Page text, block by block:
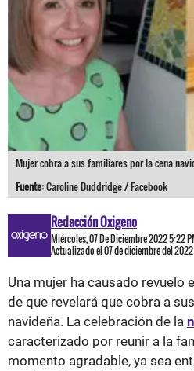
Mujer cobra a sus familiares por la cena
Fuente:Caroline Duddridge / Facebook
Redacción Oxigeno
Miércoles, 07 De Diciembre 2022 5:22
Actualizado el 07 de diciembre del
Una mujer ha causado revuelo
de que revelará que cobra a
navideña. La celebración de la
caracterizado por reunir a la
momento agradable, ya sea